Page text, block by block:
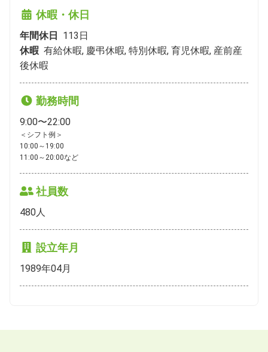
休暇・休日
年間休日 113 日
休暇 有給休暇, 慶弔休暇, 特別休暇, 育児休暇, 産前産
後休暇
勤務時間
9:00〜22:00
＜シフト例＞
10:00～19:00
11:00～20:00など
社員数
480人
設立年月
1989年04月